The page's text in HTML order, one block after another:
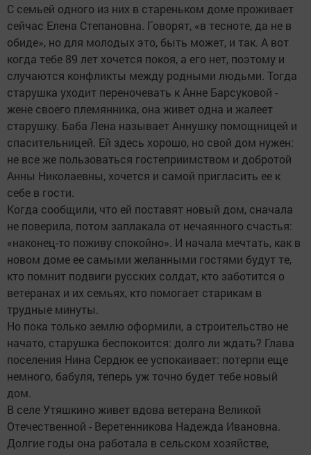
С семьей одного из них в стареньком доме проживает
сейчас Елена Степановна. Говорят, «в тесноте, да не в
обиде», но для молодых это, быть может, и так. А вот
когда тебе 89 лет хочется покоя, а его нет, поэтому и
случаются конфликты между родными людьми. Тогда
старушка уходит переночевать к Анне Барсуковой -
жене своего племянника, она живет одна и жалеет
старушку. Баба Лена называет Аннушку помощницей и
спасительницей. Ей здесь хорошо, но свой дом нужен:
не все же пользоваться гостеприимством и добротой
Анны Николаевны, хочется и самой пригласить ее к
себе в гости.
Когда сообщили, что ей поставят новый дом, сначала
не поверила, потом заплакала от нечаянного счастья:
«наконец-то поживу спокойно». И начала мечтать, как в
новом доме ее самыми желанными гостями будут те,
кто помнит подвиги русских солдат, кто заботится о
ветеранах и их семьях, кто помогает старикам в
трудные минуты.
Но пока только землю оформили, а строительство не
начато, старушка беспокоится: долго ли ждать? Глава
поселения Нина Сердюк ее успокаивает: потерпи еще
немного, бабуля, теперь уж точно будет тебе новый
дом.
В селе Утяшкино живет вдова ветерана Великой
Отечественной - Веретенникова Надежда Ивановна.
Долгие годы она работала в сельском хозяйстве,